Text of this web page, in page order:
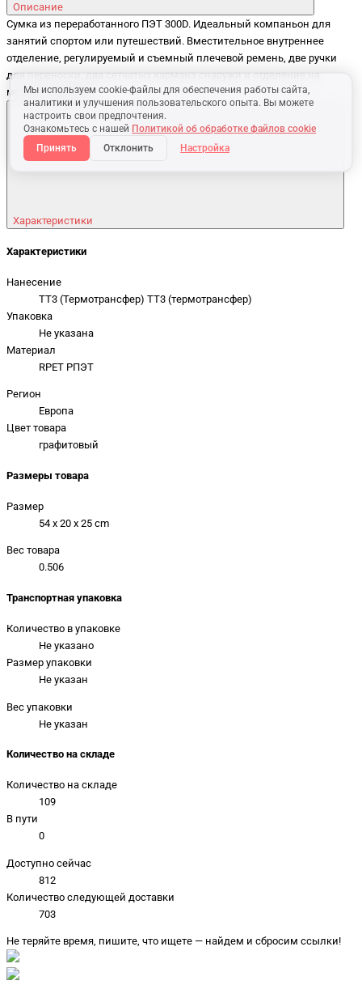
Мы используем cookie-файлы для обеспечения работы сайта,
аналитики и улучшения пользовательского опыта. Вы можете
настроить свои предпочтения.
Ознакомьтесь с нашей Политикой об обработке файлов cookie
Принять
Отклонить Настройка
Описание
Сумка из переработанного ПЭТ 300D. Идеальный компаньон для
занятий спортом или путешествий. Вместительное внутреннее
отделение, регулируемый и съемный плечевой ремень, две ручки
для переноски, два сетчатых кармана снаружи и отделение на
молнии снаружи.
Характеристики
Характеристики
Нанесение
TT3 (Термотрансфер) TT3 (термотрансфер)
Упаковка
Не указана
Материал
RPET РПЭТ
Регион
Европа
Цвет товара
графитовый
Размеры товара
Размер
54 x 20 x 25 cm
Вес товара
0.506
Транспортная упаковка
Количество в упаковке
Не указано
Размер упаковки
Не указан
Вес упаковки
Не указан
Количество на складе
Количество на складе
109
В пути
0
Доступно сейчас
812
Количество следующей доставки
703
Не теряйте время, пишите, что ищете — найдем и сбросим ссылки!